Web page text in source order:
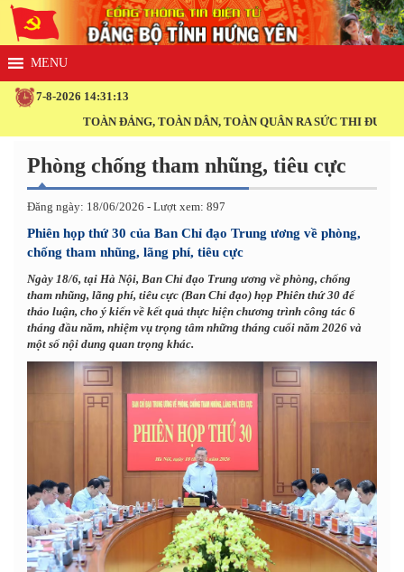
7-8-2026 14:31:14
TOÀN ĐẢNG, TOÀN DÂN, TOÀN QUÂN RA SỨC THI ĐUA THỰC
Phòng chống tham nhũng, tiêu cực
Đăng ngày: 18/06/2026 - Lượt xem: 897
Phiên họp thứ 30 của Ban Chỉ đạo Trung ương về phòng,
chống tham nhũng, lãng phí, tiêu cực
Ngày 18/6, tại Hà Nội, Ban Chỉ đạo Trung ương về phòng, chống
tham nhũng, lãng phí, tiêu cực (Ban Chỉ đạo) họp Phiên thứ 30 để
thảo luận, cho ý kiến về kết quả thực hiện chương trình công tác 6
tháng đầu năm, nhiệm vụ trọng tâm những tháng cuối năm 2026 và
một số nội dung quan trọng khác.